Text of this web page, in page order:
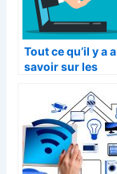
Tout ce qu’il y a a
savoir sur les
dans le secteur
de l’immobilier